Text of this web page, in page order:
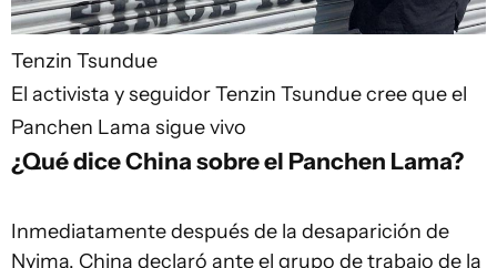
Tenzin Tsundue
El activista y seguidor Tenzin Tsundue cree que el
Panchen Lama sigue vivo
¿Qué dice China sobre el Panchen Lama?
Inmediatamente después de la desaparición de
Nyima, China declaró ante el grupo de trabajo de la